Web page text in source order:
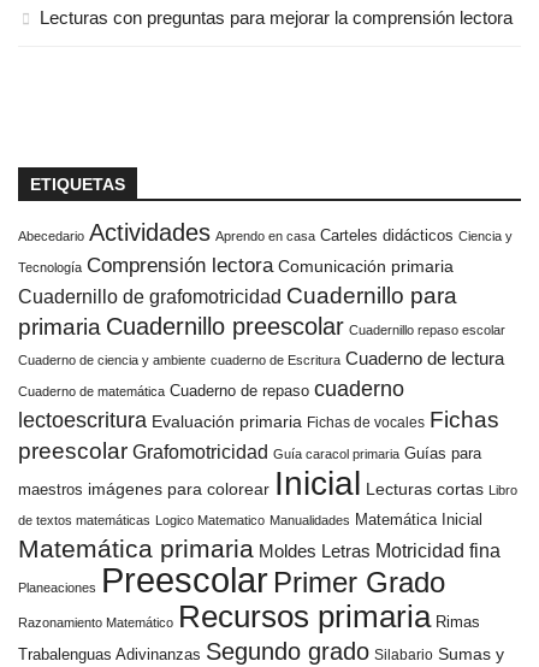
Lecturas con preguntas para mejorar la comprensión lectora
ETIQUETAS
Abecedario Actividades Aprendo en casa Carteles didácticos Ciencia y
Tecnología Comprensión lectora Comunicación primaria
Cuadernillo de grafomotricidad Cuadernillo para
primaria Cuadernillo preescolar Cuadernillo repaso escolar
Cuaderno de ciencia y ambiente cuaderno de Escritura Cuaderno de lectura
Cuaderno de matemática Cuaderno de repaso cuaderno
lectoescritura Evaluación primaria Fichas de vocales Fichas
preescolar Grafomotricidad Guía caracol primaria Guías para
maestros imágenes para colorear Inicial Lecturas cortas Libro
de textos matemáticas Logico Matematico Manualidades Matemática Inicial
Matemática primaria Moldes Letras Motricidad fina
Planeaciones Preescolar Primer Grado
Razonamiento Matemático Recursos primaria Rimas
Trabalenguas Adivinanzas Segundo grado Silabario Sumas y